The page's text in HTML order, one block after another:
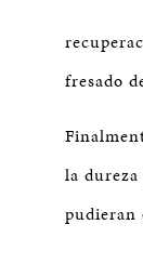
fresado
la
pudieran